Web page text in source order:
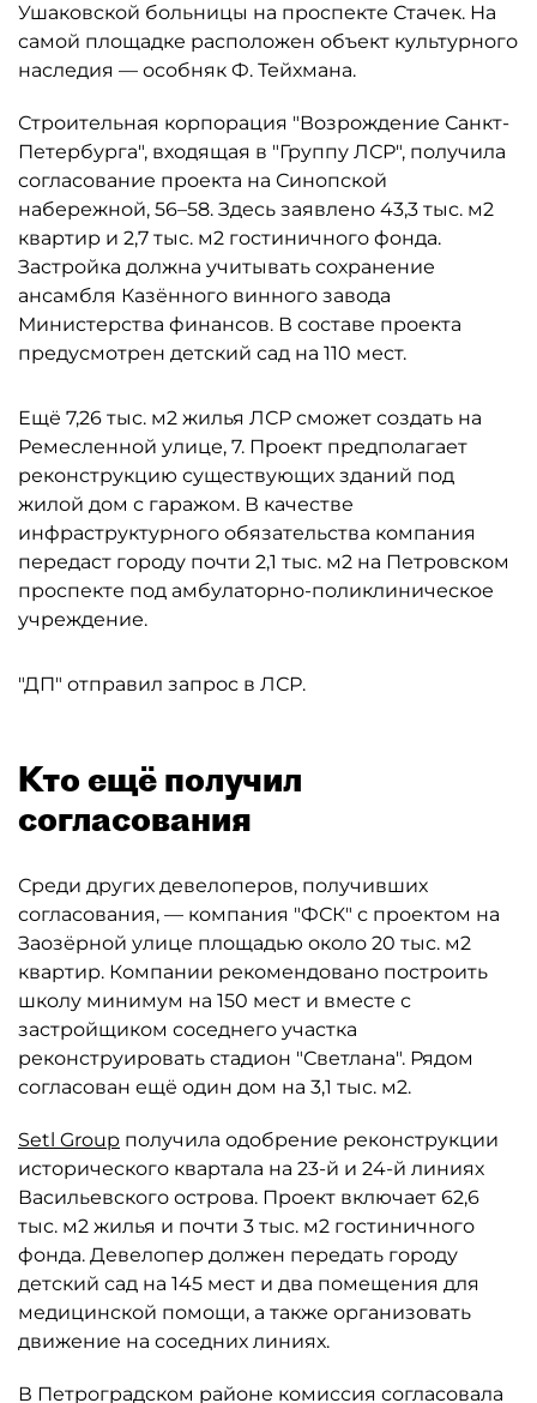
Ушаковской больницы на проспекте Стачек. На
самой площадке расположен объект культурного
наследия — особняк Ф. Тейхмана.
Строительная корпорация "Возрождение Санкт-
Петербурга", входящая в "Группу ЛСР", получила
согласование проекта на Синопской
набережной, 56–58. Здесь заявлено 43,3 тыс. м2
квартир и 2,7 тыс. м2 гостиничного фонда.
Застройка должна учитывать сохранение
ансамбля Казённого винного завода
Министерства финансов. В составе проекта
предусмотрен детский сад на 110 мест.
Ещё 7,26 тыс. м2 жилья ЛСР сможет создать на
Ремесленной улице, 7. Проект предполагает
реконструкцию существующих зданий под
жилой дом с гаражом. В качестве
инфраструктурного обязательства компания
передаст городу почти 2,1 тыс. м2 на Петровском
проспекте под амбулаторно-поликлиническое
учреждение.
"ДП" отправил запрос в ЛСР.
Кто ещё получил
согласования
Среди других девелоперов, получивших
согласования, — компания "ФСК" с проектом на
Заозёрной улице площадью около 20 тыс. м2
квартир. Компании рекомендовано построить
школу минимум на 150 мест и вместе с
застройщиком соседнего участка
реконструировать стадион "Светлана". Рядом
согласован ещё один дом на 3,1 тыс. м2.
Setl Group получила одобрение реконструкции
исторического квартала на 23-й и 24-й линиях
Васильевского острова. Проект включает 62,6
тыс. м2 жилья и почти 3 тыс. м2 гостиничного
фонда. Девелопер должен передать городу
детский сад на 145 мест и два помещения для
медицинской помощи, а также организовать
движение на соседних линиях.
В Петроградском районе комиссия согласовала